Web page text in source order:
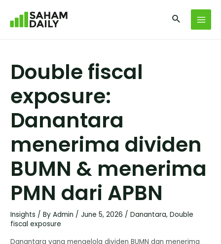
Double fiscal
exposure:
Danantara
menerima dividen
BUMN & menerima
PMN dari APBN
Insights / ByAdmin /June 5, 2026 /Danantara,Double
fiscal exposure
Danantara yang mengelola dividen BUMN dan menerima